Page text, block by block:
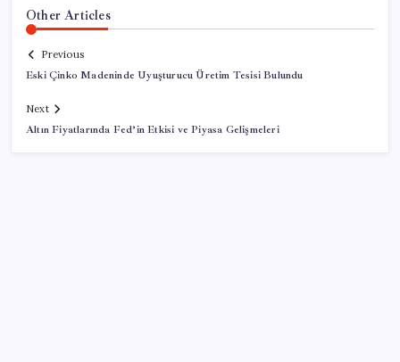
Other Articles
Previous
Eski Çinko Madeninde Uyuşturucu Üretim Tesisi Bulundu
Next
Altın Fiyatlarında Fed’in Etkisi ve Piyasa Gelişmeleri